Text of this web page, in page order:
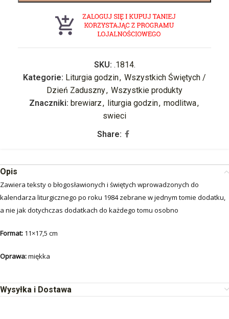
SKU: .1814.
Kategorie: Liturgia godzin, Wszystkich Świętych /
Dzień Zaduszny, Wszystkie produkty
Znaczniki: brewiarz, liturgia godzin, modlitwa,
swieci
Share:
Opis
Zawiera teksty o błogosławionych i świętych wprowadzonych do
kalendarza liturgicznego po roku 1984 zebrane w jednym tomie dodatku,
a nie jak dotychczas dodatkach do każdego tomu osobno
Format: 11×17,5 cm
Oprawa:miękka
Wysyłka i Dostawa